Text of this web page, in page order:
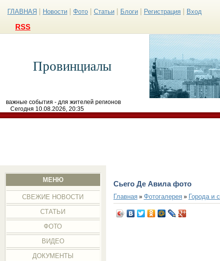
ГЛАВНАЯ Новости Фото Статьи Блоги Регистрация Вход
RSS
Провинциалы
важные события - для жителей регионов
Сегодня 10.08.2026, 20:35
МЕНЮ
СВЕЖИЕ НОВОСТИ
СТАТЬИ
ФОТО
ВИДЕО
ДОКУМЕНТЫ
Сьего Де Авила фото
Главная» Фотогалерея» Города и